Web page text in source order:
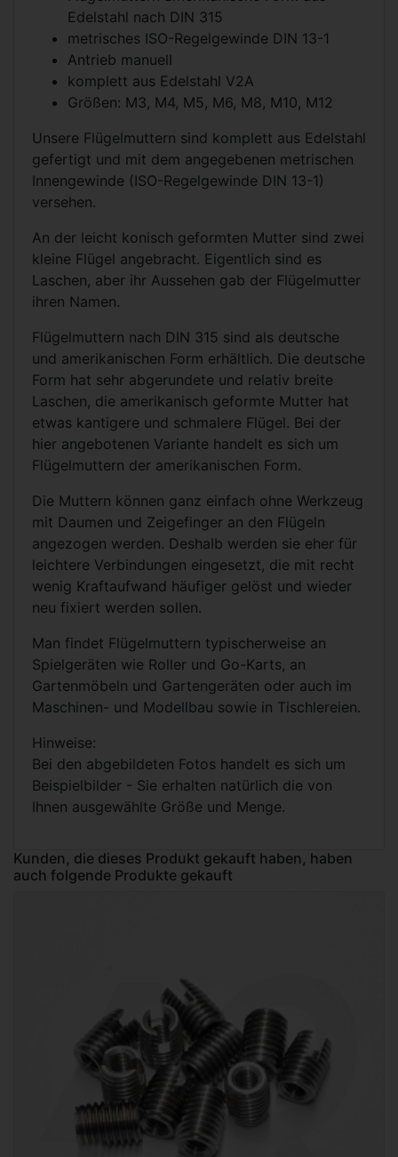
Edelstahl nach DIN 315
metrisches ISO-Regelgewinde DIN 13-1
Antrieb manuell
komplett aus Edelstahl V2A
Größen: M3, M4, M5, M6, M8, M10, M12
Unsere Flügelmuttern sind komplett aus Edelstahl
gefertigt und mit dem angegebenen metrischen
Innengewinde (ISO-Regelgewinde DIN 13-1)
versehen.
An der leicht konisch geformten Mutter sind zwei
kleine Flügel angebracht. Eigentlich sind es
Laschen, aber ihr Aussehen gab der Flügelmutter
ihren Namen.
Flügelmuttern nach DIN 315 sind als deutsche
und amerikanischen Form erhältlich. Die deutsche
Form hat sehr abgerundete und relativ breite
Laschen, die amerikanisch geformte Mutter hat
etwas kantigere und schmalere Flügel. Bei der
hier angebotenen Variante handelt es sich um
Flügelmuttern der amerikanischen Form.
Die Muttern können ganz einfach ohne Werkzeug
mit Daumen und Zeigefinger an den Flügeln
angezogen werden. Deshalb werden sie eher für
leichtere Verbindungen eingesetzt, die mit recht
wenig Kraftaufwand häufiger gelöst und wieder
neu fixiert werden sollen.
Man findet Flügelmuttern typischerweise an
Spielgeräten wie Roller und Go-Karts, an
Gartenmöbeln und Gartengeräten oder auch im
Maschinen- und Modellbau sowie in Tischlereien.
Hinweise:
Bei den abgebildeten Fotos handelt es sich um
Beispielbilder - Sie erhalten natürlich die von
Ihnen ausgewählte Größe und Menge.
Kunden, die dieses Produkt gekauft haben, haben
auch folgende Produkte gekauft